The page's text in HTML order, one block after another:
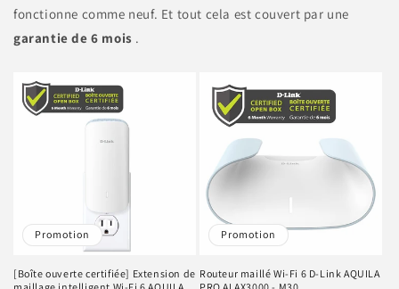
fonctionne comme neuf. Et tout cela est couvert par une
garantie de 6 mois .
Promotion
[Boîte ouverte certifiée] Extension de
Promotion
Routeur maillé Wi-Fi 6 D-Link AQUILA